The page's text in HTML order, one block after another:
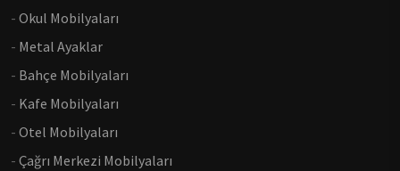
- Okul Mobilyaları
- Metal Ayaklar
- Bahçe Mobilyaları
- Kafe Mobilyaları
- Otel Mobilyaları
- Çağrı Merkezi Mobilyaları